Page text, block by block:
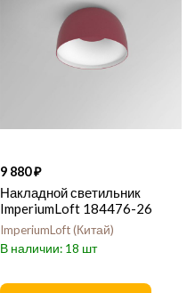
9 880
Накладной светильник
ImperiumLoft 184476-26
ImperiumLoft Китай
18